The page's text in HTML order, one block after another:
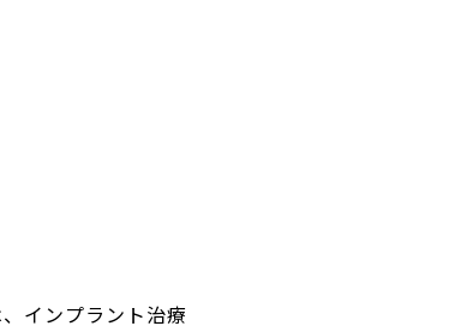
インプラント治療